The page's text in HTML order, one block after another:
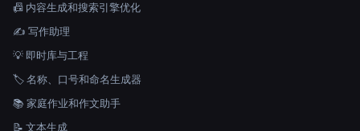
📠 内容生成和搜索引擎优化
✍️ 写作助理
💡 即时库与工程
🏷️ 名称、口号和命名生成器
📚 家庭作业和作文助手
📝 文本生成